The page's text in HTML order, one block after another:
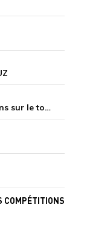
BLAST Open Porto : toutes les informations sur le tournoi
COMPÉTITIONS